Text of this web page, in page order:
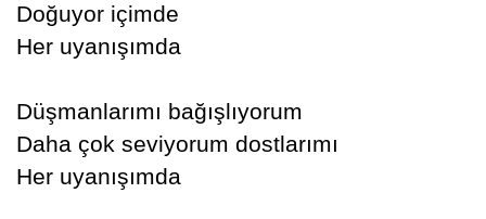
Doğuyor içimde
Her uyanışımda
Düşmanlarımı bağışlıyorum
Daha çok seviyorum dostlarımı
Her uyanışımda